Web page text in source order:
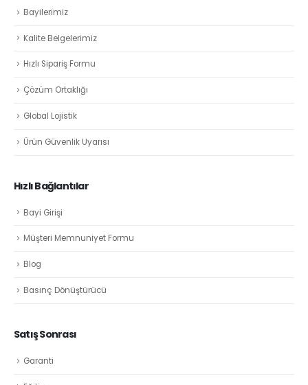
Bayilerimiz
Kalite Belgelerimiz
Hızlı Sipariş Formu
Çözüm Ortaklığı
Global Lojistik
Ürün Güvenlik Uyarısı
Hızlı Bağlantılar
Bayi Girişi
Müşteri Memnuniyet Formu
Blog
Basınç Dönüştürücü
Satış Sonrası
Garanti